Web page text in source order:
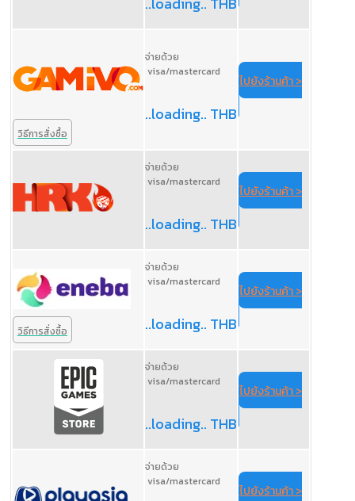
วิธีการสั่งซื้อ
จ่ายด้วย
visa/mastercard
..loading.. THB
ไปยังร้านค้า >
จ่ายด้วย
visa/mastercard
..loading.. THB
ไปยังร้านค้า >
วิธีการสั่งซื้อ
จ่ายด้วย
visa/mastercard
..loading.. THB
ไปยังร้านค้า >
จ่ายด้วย
visa/mastercard
..loading.. THB
ไปยังร้านค้า >
จ่ายด้วย
visa/mastercard
ไปยังร้านค้า >